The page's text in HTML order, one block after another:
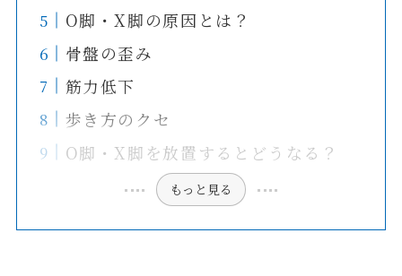
O脚・X脚の原因とは？
骨盤の歪み
筋力低下
歩き方のクセ
O脚・X脚を放置するとどうなる？
もっと見る